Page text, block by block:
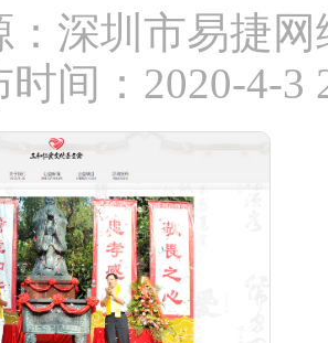
：深圳市易捷
间：2020-4-3